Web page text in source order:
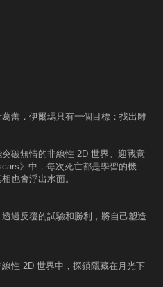
蕾．伊爾瑪只有一個目標：找出雕
破無情的非線性 2D 世界。迎戰意
》中，每次死亡都是學習的機
也會浮出水面。
過反覆的試驗和勝利，將自己塑造
性 2D 世界中，探鎖隱藏在月光下